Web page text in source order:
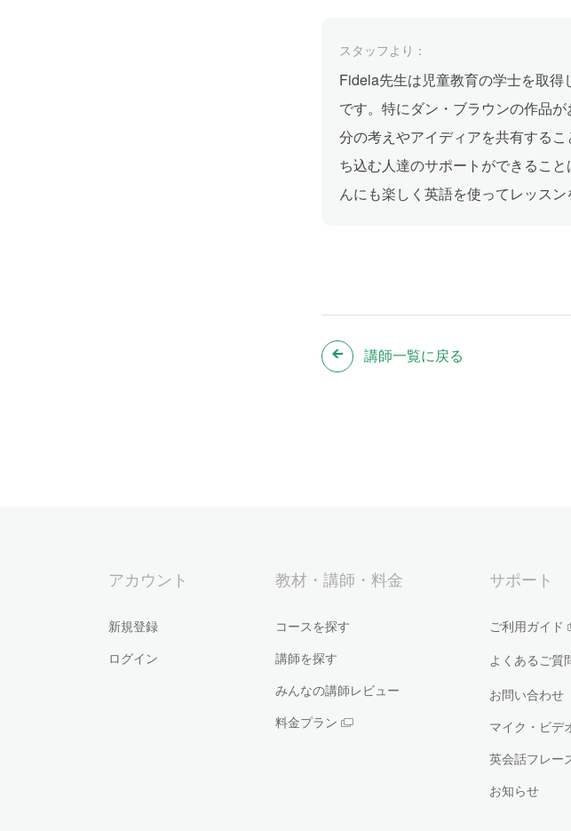
スタッフより：
Fidela先生は児童教育の学士を取
です。特にダン・ブラウンの作品
分の考えやアイディアを共有する
ち込む人達のサポートができるこ
んにも楽しく英語を使ってレッス
講師一覧に戻る
アカウント
新規登録
ログイン
教材・講師・料金
コースを探す
講師を探す
みんなの講師レビュー
料金プラン
サポート
ご利用ガイド
よくあるご質
お問い合わせ
マイク・ビデ
英会話フレー
お知らせ